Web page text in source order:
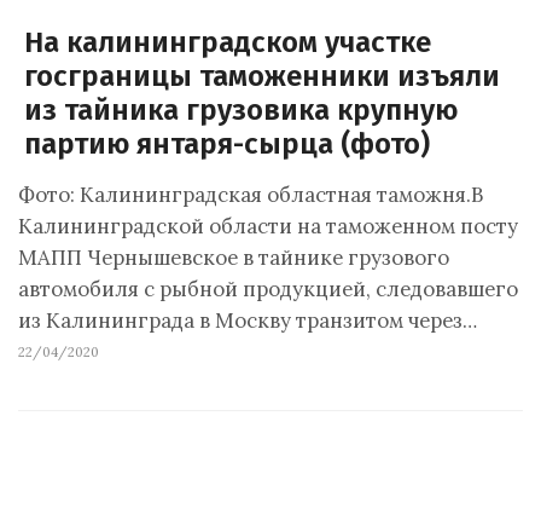
На калининградском участке
госграницы таможенники изъяли
из тайника грузовика крупную
партию янтаря-сырца (фото)
Фото: Калининградская областная таможня.В
Калининградской области на таможенном посту
МАПП Чернышевское в тайнике грузового
автомобиля с рыбной продукцией, следовавшего
из Калининграда в Москву транзитом через…
22/04/2020